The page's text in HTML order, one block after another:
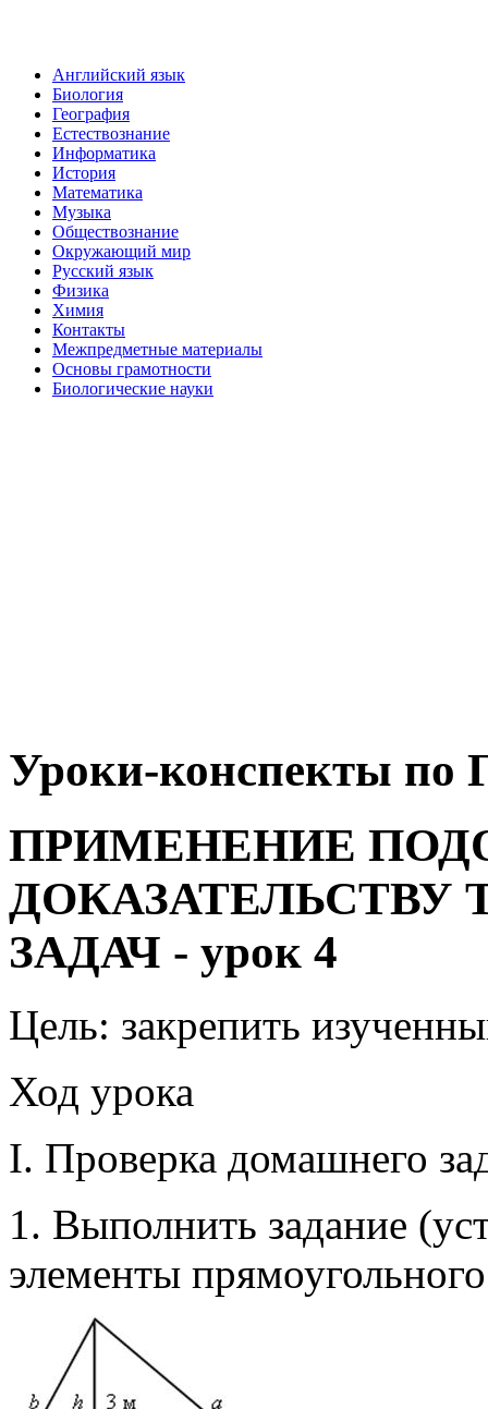
Английский язык
Биология
География
Естествознание
Информатика
История
Математика
Музыка
Обществознание
Окружающий мир
Русский язык
Физика
Химия
Контакты
Межпредметные материалы
Основы грамотности
Биологические науки
Уроки-конспекты по
ПРИМЕНЕНИЕ
ЗАДАЧ - урок 4
Цель: закрепить
Ход урока
I. Проверка домашнего
1. Выполнить задание
элементы